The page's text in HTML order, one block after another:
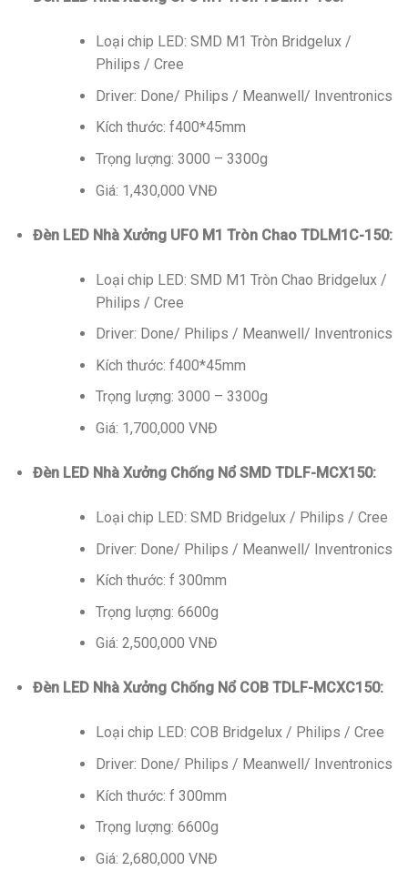
Loại chip LED: SMD M1 Tròn Bridgelux /
Philips / Cree
Driver: Done/ Philips / Meanwell/ Inventronics
Kích thước: f400*45mm
Trọng lượng: 3000 – 3300g
Giá: 1,430,000 VNĐ
Đèn LED Nhà Xưởng UFO M1 Tròn Chao TDLM1C-150:
Loại chip LED: SMD M1 Tròn Chao Bridgelux /
Philips / Cree
Driver: Done/ Philips / Meanwell/ Inventronics
Kích thước: f400*45mm
Trọng lượng: 3000 – 3300g
Giá: 1,700,000 VNĐ
Đèn LED Nhà Xưởng Chống Nổ SMD TDLF-MCX150:
Loại chip LED: SMD Bridgelux / Philips / Cree
Driver: Done/ Philips / Meanwell/ Inventronics
Kích thước: f 300mm
Trọng lượng: 6600g
Giá: 2,500,000 VNĐ
Đèn LED Nhà Xưởng Chống Nổ COB TDLF-MCXC150:
Loại chip LED: COB Bridgelux / Philips / Cree
Driver: Done/ Philips / Meanwell/ Inventronics
Kích thước: f 300mm
Trọng lượng: 6600g
Giá: 2,680,000 VNĐ